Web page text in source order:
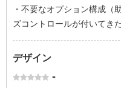
・不要なオプション構成（
ズコントロールが付いてきた
デザイン
-